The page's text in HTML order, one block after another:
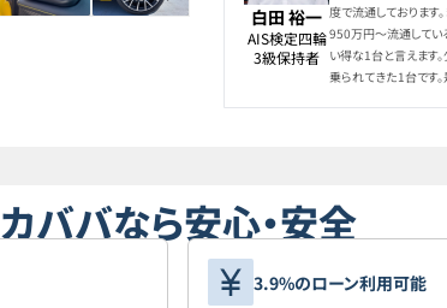
白田 裕一
AIS検定四輪
3級保持者
度で流通しております
950万円〜流通してい
い得な1台と言えます
乗られてきた1台です
カババなら安心・安全
3.9%のローン利用可能